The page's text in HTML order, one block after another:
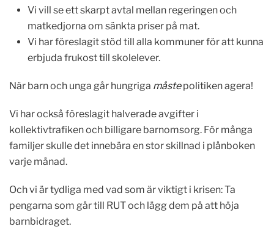
Vi vill se ett skarpt avtal mellan regeringen och
matkedjorna om sänkta priser på mat.
Vi har föreslagit stöd till alla kommuner för att kunna
erbjuda frukost till skolelever.
När barn och unga går hungriga måstepolitiken agera!
Vi har också föreslagit halverade avgifter i
kollektivtrafiken och billigare barnomsorg. För många
familjer skulle det innebära en stor skillnad i plånboken
varje månad.
Och vi är tydliga med vad som är viktigt i krisen: Ta
pengarna som går till RUT och lägg dem på att höja
barnbidraget.